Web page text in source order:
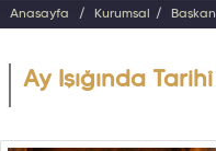
Anasayfa Kurumsal Başkan
Ay Işığında